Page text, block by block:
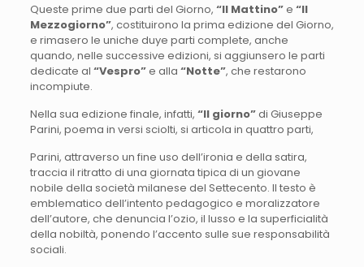
Queste prime due parti del Giorno, “Il Mattino”e “Il
Mezzogiorno”, costituirono la prima edizione del Giorno,
e rimasero le uniche duye parti complete, anche
quando, nelle successive edizioni, si aggiunsero le parti
dedicate al “Vespro”e alla “Notte”, che restarono
incompiute.
Nella sua edizione finale, infatti, “Il giorno”di Giuseppe
Parini, poema in versi sciolti, si articola in quattro parti,
Parini, attraverso un fine uso dell’ironia e della satira,
traccia il ritratto di una giornata tipica di un giovane
nobile della società milanese del Settecento. Il testo è
emblematico dell’intento pedagogico e moralizzatore
dell’autore, che denuncia l’ozio, il lusso e la superficialità
della nobiltà, ponendo l’accento sulle sue responsabilità
sociali.